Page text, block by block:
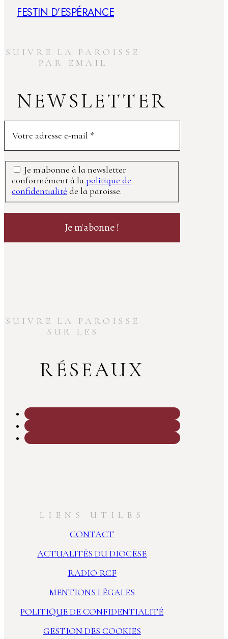
FESTIN D’ESPÉRANCE
SUIVRE LA PAROISSE
PAR EMAIL
NEWSLETTER
Je m'abonne à la newsletter
conformément à lapolitique de
confidentialité de la paroisse.
SUIVRE LA PAROISSE
SUR LES
RÉSEAUX
LIENS UTILES
CONTACT
ACTUALITÉS DU DIOCÈSE
RADIO RCF
MENTIONS LÉGALES
POLITIQUE DE CONFIDENTIALITÉ
GESTION DES COOKIES